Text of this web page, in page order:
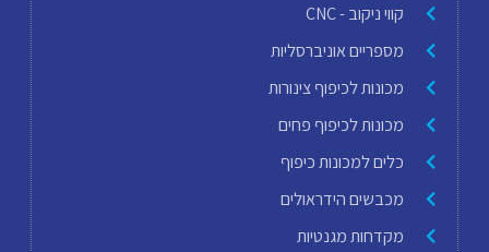
קווי ניקוב - CNC
מספריים אוניברסליות
מכונות לכיפוף צינורות
מכונות לכיפוף פחים
כלים למכונות כיפוף
מכבשים הידראולים
מקדחות מגנטיות